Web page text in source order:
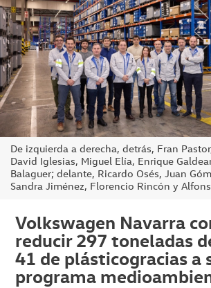
De izquierda a derecha, detrás, Fran
David Iglesias, Miguel Elía, Enrique
Balaguer; delante, Ricardo Osés, Juan
Sandra Jiménez, Florencio Rincón y
Volkswagen Navarra
reducir 297 toneladas
41 de plásticogracias a
programa